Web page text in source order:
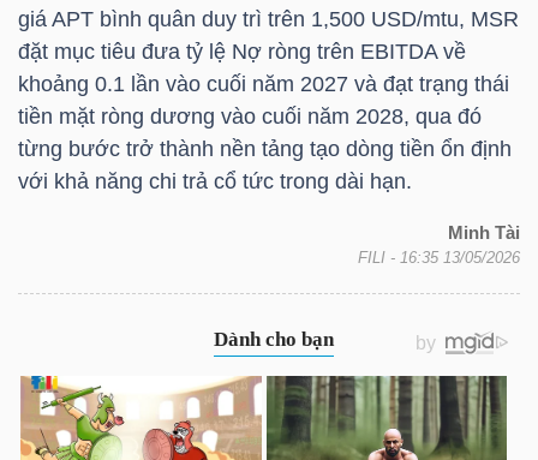
giá APT bình quân duy trì trên 1,500 USD/mtu, MSR
đặt mục tiêu đưa tỷ lệ Nợ ròng trên EBITDA về
khoảng 0.1 lần vào cuối năm 2027 và đạt trạng thái
tiền mặt ròng dương vào cuối năm 2028, qua đó
từng bước trở thành nền tảng tạo dòng tiền ổn định
với khả năng chi trả cổ tức trong dài hạn.
Minh Tài
FILI - 16:35 13/05/2026
YẾU
TIÊU
DÙNG
CHĂM
SÓC